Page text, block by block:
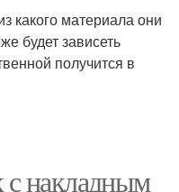
какого материала они
будет зависеть
получится в
с накладным